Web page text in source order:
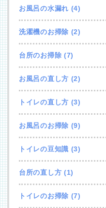
お風呂の水漏れ (4)
洗濯機のお掃除 (2)
台所のお掃除 (7)
お風呂の直し方 (2)
トイレの直し方 (3)
お風呂のお掃除 (9)
トイレの豆知識 (3)
台所の直し方 (1)
トイレのお掃除 (7)